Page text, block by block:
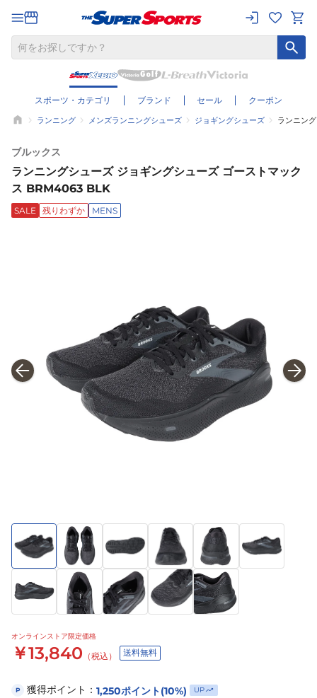
スポーツ・カテゴリ ブランド セール クーポン
ランニング メンズランニングシューズ ジョギングシューズ ランニン
ブルックス
ランニングシューズ ジョギングシューズ ゴーストマック
ス BRM4063 BLK
SALE 残りわずか MENS
オンラインストア限定価格
￥13,840 （税込） 送料無料
P 獲得ポイント： 1,250ポイント(10%) UP